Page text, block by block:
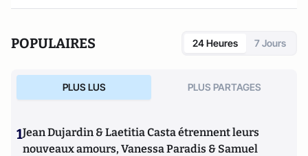
POPULAIRES 24 Heures 7 Jours
PLUS LUS PLUS PARTAGES
1Jean Dujardin & Laetitia Casta étrennent leurs
nouveaux amours, Vanessa Paradis & Samuel